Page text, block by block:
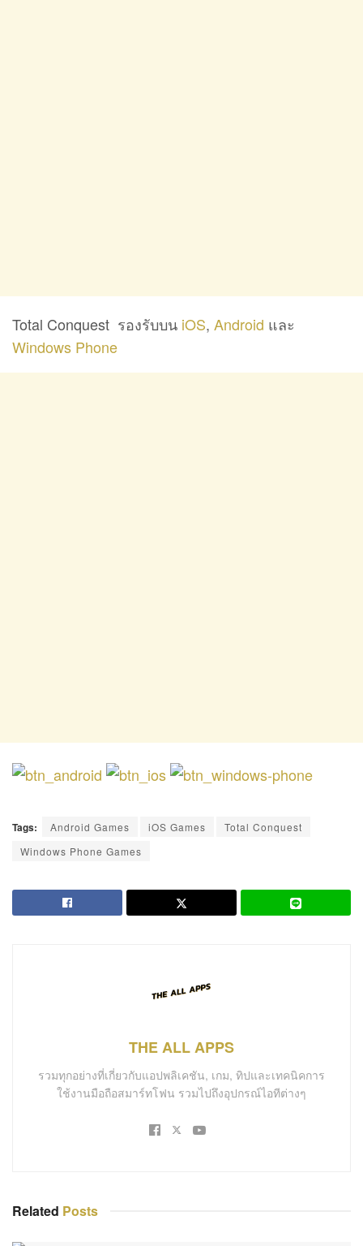
Total Conquest รองรับบน iOS, Android และ
Windows Phone
Tags: Android Games iOS Games
Total Conquest
Windows Phone Games
THE ALL APPS
รวมทุกอย่างที่เกี่ยวกับแอปพลิเคชัน, เกม, ทิปและเทคนิคการ
ใช้งานมือถือสมาร์ทโฟน รวมไปถึงอุปกรณ์ไอทีต่างๆ
Related Posts